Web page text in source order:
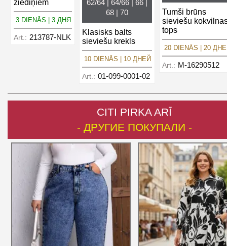
ziediņiem
3 DIENĀS | 3 ДНЯ
Art.: 213787-NLK
62/64 | 64/66 | 66 |
68 | 70
Klasisks balts
sieviešu krekls
10 DIENĀS | 10 ДНЕЙ
Art.: 01-099-0001-02
Tumši brūns
sieviešu
tops
20 DIENĀS | 20
Art.: M-16290512
CITI PIRKA ARĪ
- ДРУГИЕ ПОКУПАЛИ -